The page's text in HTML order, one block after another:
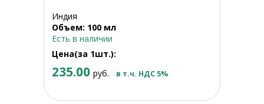
Индия
Объем: 100 мл
Есть в наличии
Цена(за 1шт.):
235.00 руб. в т.ч. НДС 5%